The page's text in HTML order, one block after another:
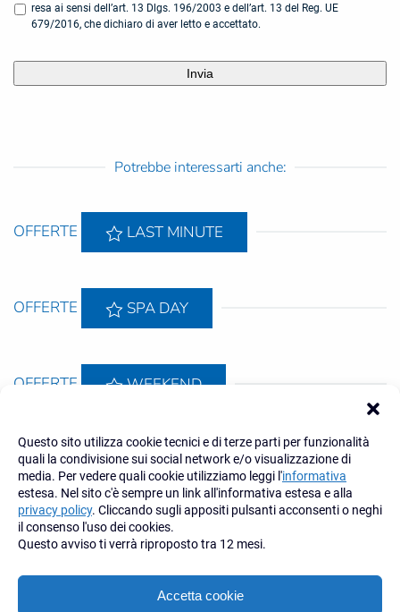
Questo sito utilizza cookie tecnici e di terze parti per funzionalità
quali la condivisione sui social network e/o visualizzazione di
media. Per vedere quali cookie utilizziamo leggi l'informativa
estesa. Nel sito c'è sempre un link all'informativa estesa e alla
privacy policy. Cliccando sugli appositi pulsanti acconsenti o neghi
il consenso l'uso dei cookies.
Questo avviso ti verrà riproposto tra 12 mesi.
Accetta cookie
resa ai sensi dell’art. 13 Dlgs. 196/2003 e dell’art. 13 del Reg. UE
679/2016, che dichiaro di aver letto e accettato.
Potrebbe interessarti anche:
OFFERTE LAST MINUTE
OFFERTE SPA DAY
OFFERTE WEEKEND
OFFERTE SETTIMANA
INFO e PRENOTAZIONI tel. 049 9930421